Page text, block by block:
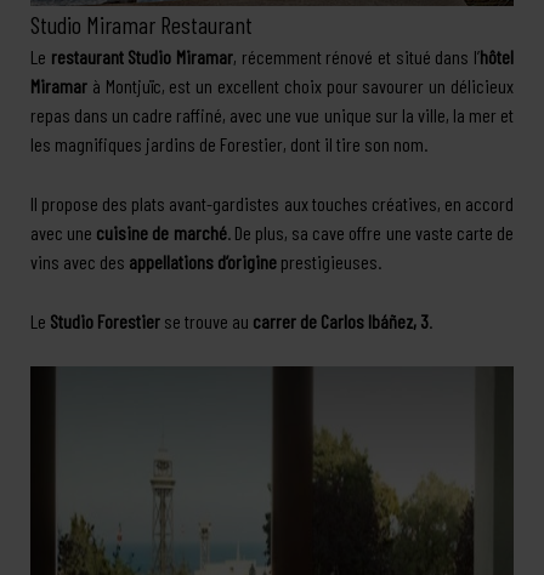
Studio Miramar Restaurant
Le restaurant Studio Miramar, récemment rénové et situé dans l’hôtel
Miramar à Montjuïc, est un excellent choix pour savourer un délicieux
repas dans un cadre raffiné, avec une vue unique sur la ville, la mer et
les magnifiques jardins de Forestier, dont il tire son nom.
Il propose des plats avant-gardistes aux touches créatives, en accord
avec une cuisine de marché. De plus, sa cave offre une vaste carte de
vins avec des appellations d’origine prestigieuses.
Le Studio Forestier se trouve au carrer de Carlos Ibáñez, 3.